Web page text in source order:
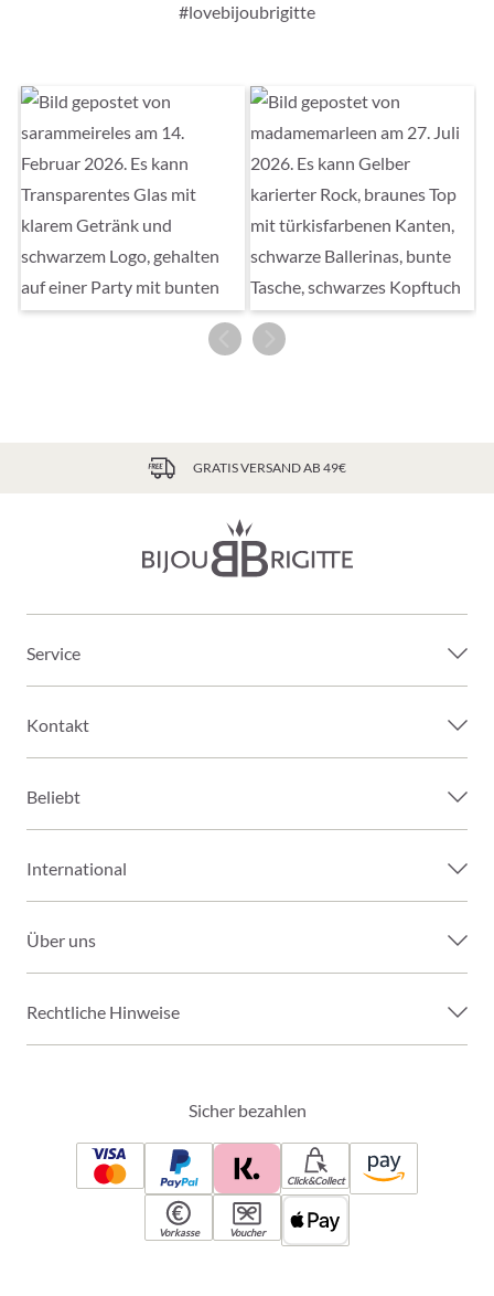
#lovebijoubrigitte
GRATIS VERSAND AB 49€
Service
Kontakt
Beliebt
International
Über uns
Rechtliche Hinweise
Sicher bezahlen
Click&Collect
Vorkasse Voucher